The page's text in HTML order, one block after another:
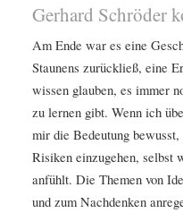
Gerhard Schröder
Am Ende war es eine
Staunens zurückließ, eine
wissen glauben, es immer
zu lernen gibt. Wenn ich
mir die Bedeutung
Risiken einzugehen, selbst
anfühlt. Die Themen von
und zum Nachdenken